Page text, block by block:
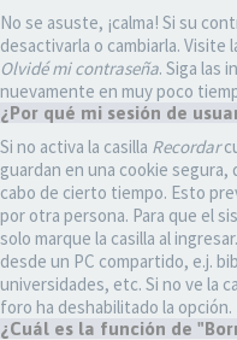
No se asuste, ¡calma! Si su
desactivarla o cambiarla. Visite
Olvidé mi contraseña. Siga las
nuevamente en muy poco
¿Por qué mi sesión de
Si no activa la casilla Recordar
guardan en una cookie segura,
cabo de cierto tiempo. Esto
por otra persona. Para que el
solo marque la casilla al
desde un PC compartido, e.j.
universidades, etc. Si no ve la
foro ha deshabilitado la opción.
¿Cuál es la función de